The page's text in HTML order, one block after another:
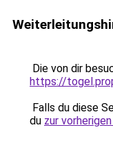
Die von dir
https://
Falls du diese
du zur